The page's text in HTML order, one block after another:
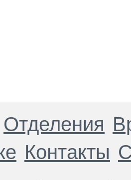
Отделения
Контакты